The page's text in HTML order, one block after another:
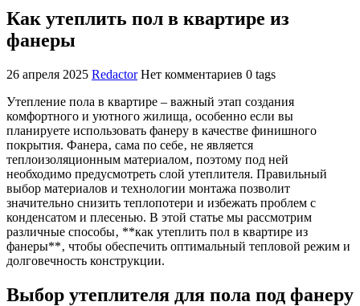
Как утеплить пол в квартире из
фанеры
26 апреля 2025 Redactor Нет комментариев 0 tags
Утепление пола в квартире – важный этап создания
комфортного и уютного жилища‚ особенно если вы
планируете использовать фанеру в качестве финишного
покрытия. Фанера‚ сама по себе‚ не является
теплоизоляционным материалом‚ поэтому под ней
необходимо предусмотреть слой утеплителя. Правильный
выбор материалов и технологии монтажа позволит
значительно снизить теплопотери и избежать проблем с
конденсатом и плесенью. В этой статье мы рассмотрим
различные способы‚ **как утеплить пол в квартире из
фанеры**‚ чтобы обеспечить оптимальный тепловой режим и
долговечность конструкции.
Выбор утеплителя для пола под фанеру